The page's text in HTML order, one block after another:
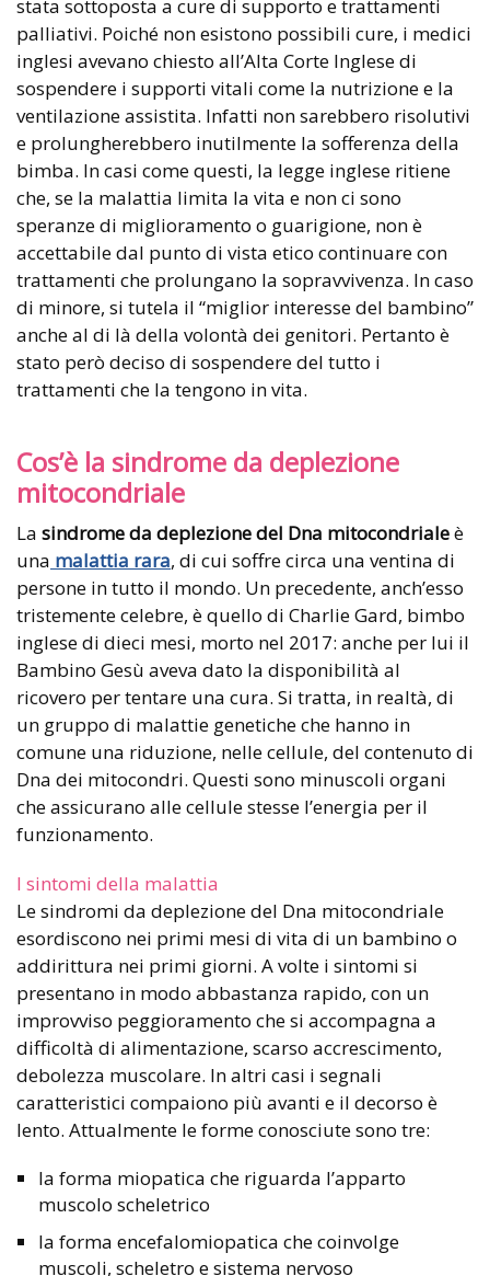
stata sottoposta a cure di supporto e trattamenti
palliativi. Poiché non esistono possibili cure, i medici
inglesi avevano chiesto all’Alta Corte Inglese di
sospendere i supporti vitali come la nutrizione e la
ventilazione assistita. Infatti non sarebbero risolutivi
e prolungherebbero inutilmente la sofferenza della
bimba. In casi come questi, la legge inglese ritiene
che, se la malattia limita la vita e non ci sono
speranze di miglioramento o guarigione, non è
accettabile dal punto di vista etico continuare con
trattamenti che prolungano la sopravvivenza. In caso
di minore, si tutela il “miglior interesse del bambino”
anche al di là della volontà dei genitori. Pertanto è
stato però deciso di sospendere del tutto i
trattamenti che la tengono in vita.
Cos’è la sindrome da deplezione
mitocondriale
La sindrome da deplezione del Dna mitocondrialeè
una malattia rara, di cui soffre circa una ventina di
persone in tutto il mondo. Un precedente, anch’esso
tristemente celebre, è quello di Charlie Gard, bimbo
inglese di dieci mesi, morto nel 2017: anche per lui il
Bambino Gesù aveva dato la disponibilità al
ricovero per tentare una cura. Si tratta, in realtà, di
un gruppo di malattie genetiche che hanno in
comune una riduzione, nelle cellule, del contenuto di
Dna dei mitocondri. Questi sono minuscoli organi
che assicurano alle cellule stesse l’energia per il
funzionamento.
I sintomi della malattia
Le sindromi da deplezione del Dna mitocondriale
esordiscono nei primi mesi di vita di un bambino o
addirittura nei primi giorni. A volte i sintomi si
presentano in modo abbastanza rapido, con un
improvviso peggioramento che si accompagna a
difficoltà di alimentazione, scarso accrescimento,
debolezza muscolare. In altri casi i segnali
caratteristici compaiono più avanti e il decorso è
lento. Attualmente le forme conosciute sono tre:
la forma miopatica che riguarda l’apparto
muscolo scheletrico
la forma encefalomiopatica che coinvolge
muscoli, scheletro e sistema nervoso